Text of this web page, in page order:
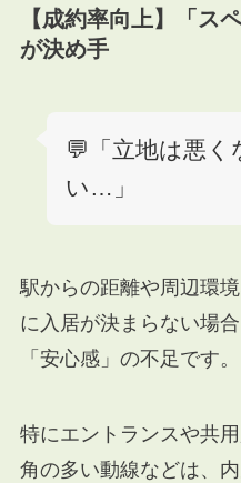
【成約率向上】「ス
が決め手
💬「立地は悪
い…」
駅からの距離や周辺環
に入居が決まらない場
「安心感」の不足です。
特にエントランスや共
角の多い動線などは、